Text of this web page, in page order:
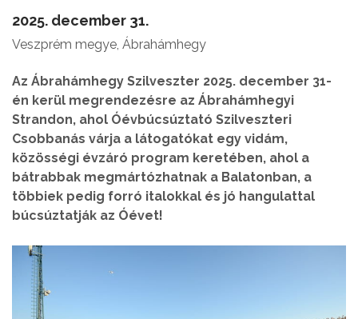
2025. december 31.
Veszprém megye, Ábrahámhegy
Az Ábrahámhegy Szilveszter 2025. december 31-
én kerül megrendezésre az Ábrahámhegyi
Strandon, ahol Óévbúcsúztató Szilveszteri
Csobbanás várja a látogatókat egy vidám,
közösségi évzáró program keretében, ahol a
bátrabbak megmártózhatnak a Balatonban, a
többiek pedig forró italokkal és jó hangulattal
búcsúztatják az Óévet!